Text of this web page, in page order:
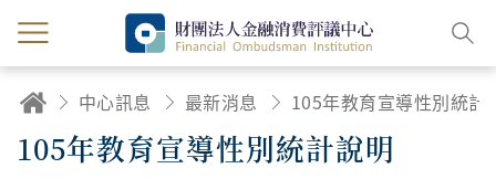
中心訊息 最新消息
105年教育宣導性別統計說明